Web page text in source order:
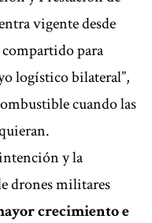
vigente desde
compartido para
logístico bilateral”,
cuando las
intención y la
drones militares
crecimiento e